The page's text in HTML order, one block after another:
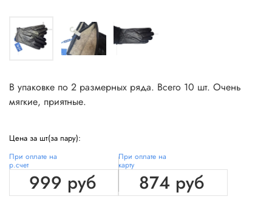
В упаковке по 2 размерных ряда. Всего 10 шт. Очень
мягкие, приятные.
Цена за шт(за пару):
При оплате на
р.счет
999 руб
При оплате на
карту
874 руб